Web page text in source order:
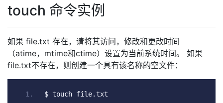
touch 命令实例
如果 file.txt 存在，请将其访问，修改和更改时间
（atime，mtime和ctime）设置为当前系统时间。 如果
file.txt不存在，则创建一个具有该名称的空文件：
$ touch file. txt